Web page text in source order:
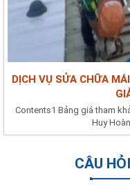
DỊCH VỤ SỬA CHỮA
Contents1 Bảng giá tham
Huy
CÂU